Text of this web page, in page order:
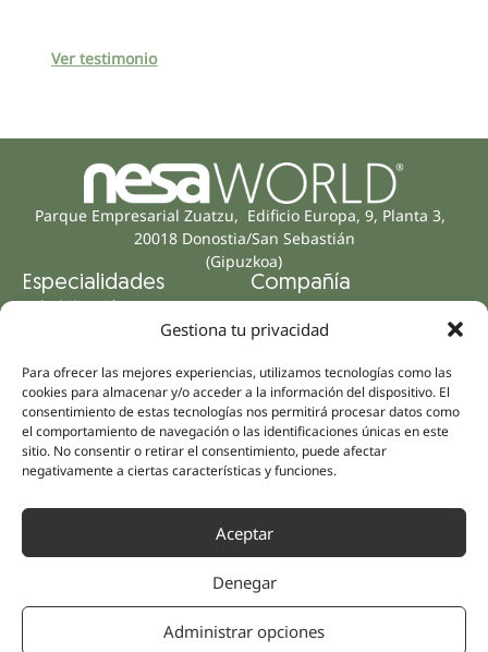
Gestiona tu privacidad
Para ofrecer las mejores experiencias, utilizamos tecnologías como las
cookies para almacenar y/o acceder a la información del dispositivo. El
consentimiento de estas tecnologías nos permitirá procesar datos como
el comportamiento de navegación o las identificaciones únicas en este
sitio. No consentir o retirar el consentimiento, puede afectar
negativamente a ciertas características y funciones.
Aceptar
Denegar
Administrar opciones
Ver testimonio
Parque Empresarial Zuatzu, Edificio Europa, 9, Planta 3,
20018 Donostia/San Sebastián
(Gipuzkoa)
Especialidades
Rehabilitación
Sports
Salud mental
Neurología y dolor
Odontología
Medicina interna
Medicina estética
Compañía
Distribuidores
Partnerships
Nesa Academic
Campus
Clínicas
Tratamientos pacientes
Síguenos
LinkedIn
Youtube
Facebook